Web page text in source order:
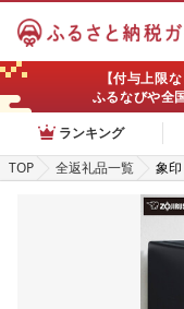
【付与上限
ふるなびや全
ランキング
TOP
全返礼品一覧 象